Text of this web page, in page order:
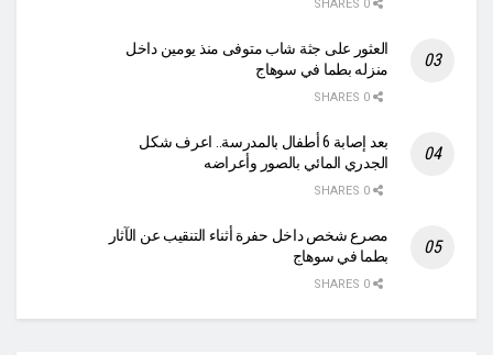
العثور على جثة شاب متوفى منذ يومين داخل
منزله بطما في سوهاج
بعد إصابة 6 أطفال بالمدرسة.. اعرف شكل
الجدري المائي بالصور وأعراضه
مصرع شخص داخل حفرة أثناء التنقيب عن الآثار
بطما في سوهاج